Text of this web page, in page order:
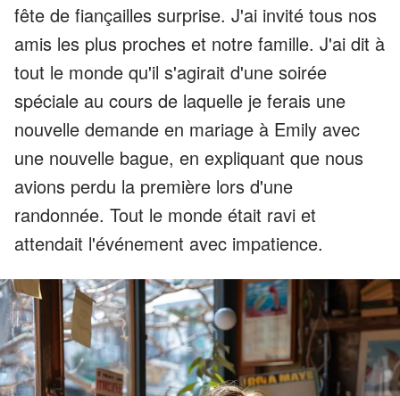
fête de fiançailles surprise. J'ai invité tous nos
amis les plus proches et notre famille. J'ai dit à
tout le monde qu'il s'agirait d'une soirée
spéciale au cours de laquelle je ferais une
nouvelle demande en mariage à Emily avec
une nouvelle bague, en expliquant que nous
avions perdu la première lors d'une
randonnée. Tout le monde était ravi et
attendait l'événement avec impatience.